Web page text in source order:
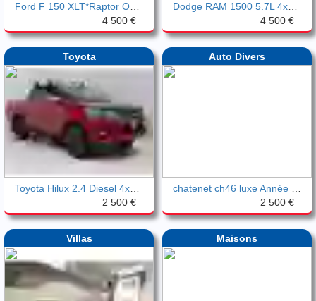
4 500 €
4 500 €
Toyota
2 500 €
Auto Divers
2 500 €
Villas Maisons